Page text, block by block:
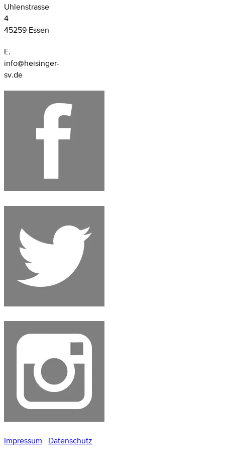
Uhlenstrasse
4
45259 Essen
E.
info@heisinger-
sv.de
Impressum Datenschutz